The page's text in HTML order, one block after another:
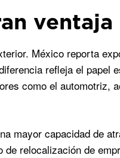
ventaja
México reporta
refleja el papel
como el automotriz,
mayor capacidad de
de relocalización de